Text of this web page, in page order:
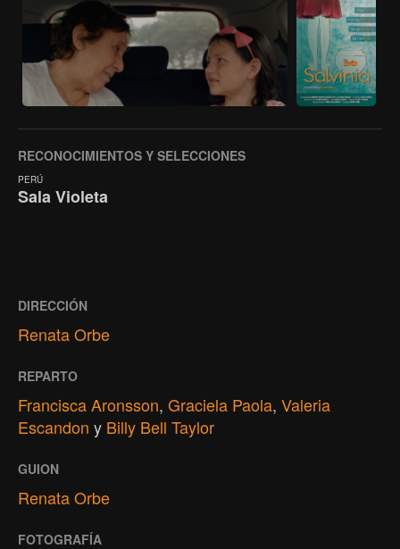
RECONOCIMIENTOS Y SELECCIONES
PERÚ
Sala Violeta
DIRECCIÓN
Renata Orbe
REPARTO
Francisca Aronsson, Graciela Paola, Valeria
Escandon y Billy Bell Taylor
GUION
Renata Orbe
FOTOGRAFÍA